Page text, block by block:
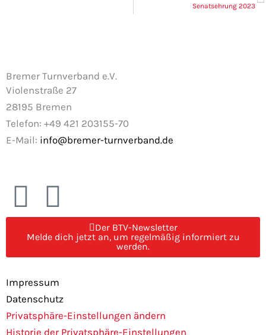
Senatsehrung 2023
Bremer Turnverband e.V.
Violenstraße 27
28195 Bremen
Telefon: +49 421 203155-70
E-Mail: info@bremer-turnverband.de
F
a
c
e
b
I
n
s
t
a
Der BTV-Newsletter
Melde dich jetzt an, um regelmäßig informiert zu
werden.
Impressum
Datenschutz
Privatsphäre-Einstellungen ändern
Historie der Privatsphäre-Einstellungen